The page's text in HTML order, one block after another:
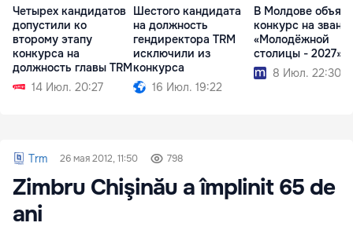
Четырех кандидатов
допустили ко
второму этапу
конкурса на
должность главы TRM
14 Июл. 20:27
Шестого кандидата
на должность
гендиректора TRM
исключили из
конкурса
16 Июл. 19:22
В Молдове
конкурс на
«Молодёжной
столицы - 2027»
8 Июл. 22:30
Trm 26 мая 2012, 11:50 798
Zimbru Chişinău a împlinit 65 de
ani